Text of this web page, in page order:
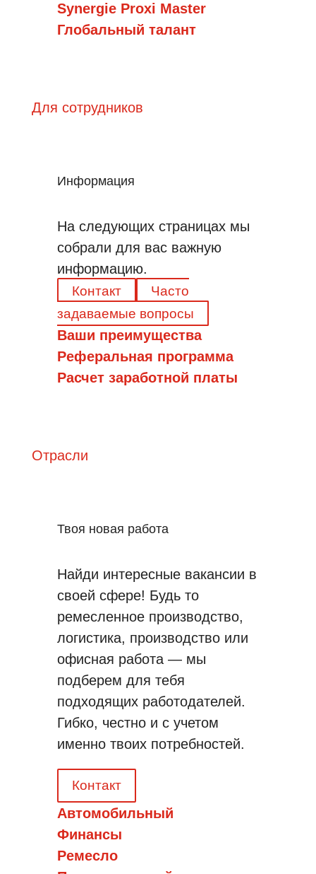
Synergie Proxi Master
Глобальный талант
Для сотрудников
Информация
На следующих страницах мы
собрали для вас важную
информацию.
Контакт
Часто
задаваемые вопросы
Ваши преимущества
Реферальная программа
Расчет заработной платы
Отрасли
Твоя новая работа
Найди интересные вакансии в
своей сфере! Будь то
ремесленное производство,
логистика, производство или
офисная работа — мы
подберем для тебя
подходящих работодателей.
Гибко, честно и с учетом
именно твоих потребностей.
Контакт
Автомобильный
Финансы
Ремесло